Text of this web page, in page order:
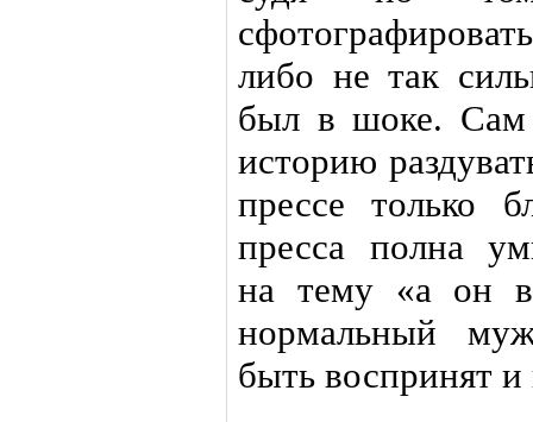
либо не так
был в шоке. Сам
историю
прессе только
пресса полна
на тему «а он
нормальный
быть воспринят